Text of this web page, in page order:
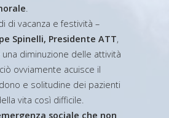
.
di vacanza e festività –
Spinelli, Presidente ATT,
diminuzione delle attività
ovviamente acuisce il
e solitudine dei pazienti
vita così difficile.
sociale che non